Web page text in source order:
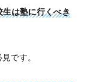
生は塾に行くべき
です。